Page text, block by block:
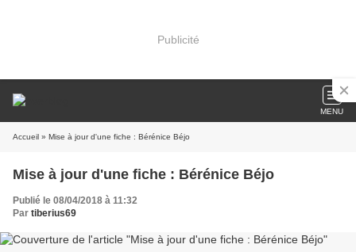
Publicité
MENU
Accueil » Mise à jour d'une fiche : Bérénice Béjo
Mise à jour d'une fiche : Bérénice Béjo
Publié le 08/04/2018 à 11:32
Par tiberius69